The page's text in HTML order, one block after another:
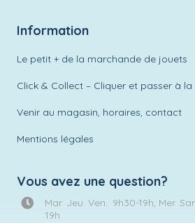
Information
Le petit + de la marchande de jouets
Click & Collect – Cliquer et passer à
Venir au magasin, horaires, contact
Mentions légales
Vous avez une question?
Mar. Jeu. Ven.: 9h30-19h, Mer.
19h